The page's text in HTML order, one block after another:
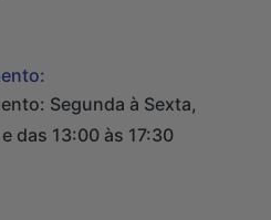
Segunda à Sexta,
das 13:00 às 17:30